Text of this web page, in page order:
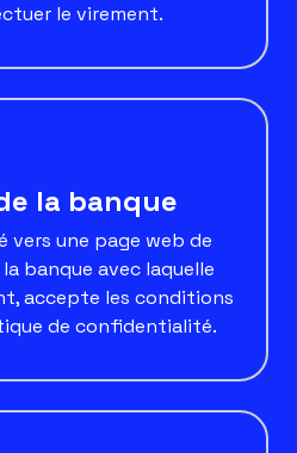
le virement.
la banque
vers une page web de
banque avec laquelle
accepte les conditions
de confidentialité.